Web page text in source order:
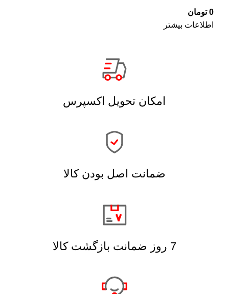
0 تومان
اطلاعات بیشتر
امکان تحویل اکسپرس
ضمانت اصل بودن کالا
7 روز ضمانت بازگشت کالا